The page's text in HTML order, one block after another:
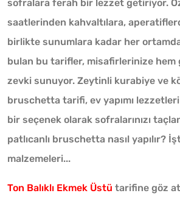
sofralara ferah bir lezzet getiriyor.
saatlerinden kahvaltılara,
birlikte sunumlara kadar her
bulan bu tarifler, misafirlerinize hem
zevki sunuyor. Zeytinli kurabiye ve
bruschetta tarifi, ev yapımı
bir seçenek olarak sofralarınızı
patlıcanlı bruschetta nasıl yapılır?
malzemeleri...
Ton Balıklı Ekmek Üstü tarifine göz